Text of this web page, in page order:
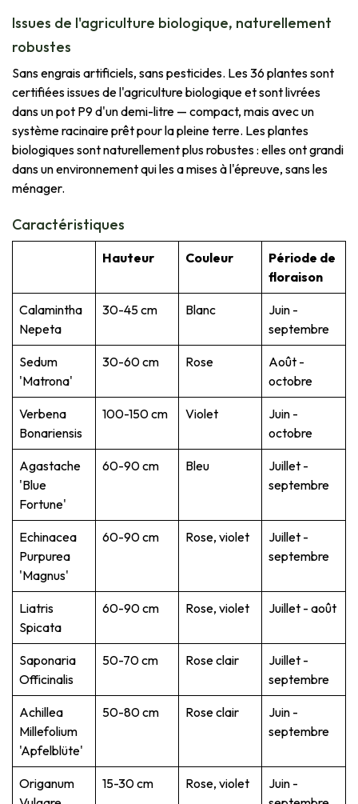
Issues de l'agriculture biologique, naturellement
robustes
Sans engrais artificiels, sans pesticides. Les 36 plantes sont
certifiées issues de l'agriculture biologique et sont livrées
dans un pot P9 d'un demi-litre — compact, mais avec un
système racinaire prêt pour la pleine terre. Les plantes
biologiques sont naturellement plus robustes : elles ont grandi
dans un environnement qui les a mises à l'épreuve, sans les
ménager.
Caractéristiques
Hauteur Couleur
Période de
floraison
Calamintha
Nepeta
30-45 cm Blanc
Juin -
septembre
Sedum
'Matrona'
30-60 cm Rose
Août -
octobre
Verbena
Bonariensis
100-150 cm Violet
Juin -
octobre
Agastache
'Blue
Fortune'
60-90 cm Bleu
Juillet -
septembre
Echinacea
Purpurea
'Magnus'
60-90 cm Rose, violet
Juillet -
septembre
Liatris
Spicata
60-90 cm Rose, violet Juillet - août
Saponaria
Officinalis
50-70 cm Rose clair
Juillet -
septembre
Achillea
Millefolium
'Apfelblüte'
50-80 cm Rose clair
Juin -
septembre
Origanum
15-30 cm Rose, violet
Juin -